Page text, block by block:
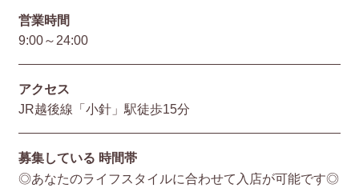
営業時間
9:00～24:00
アクセス
JR越後線「小針」駅徒歩15分
募集している 時間帯
◎あなたのライフスタイルに合わせて入店が可能です◎